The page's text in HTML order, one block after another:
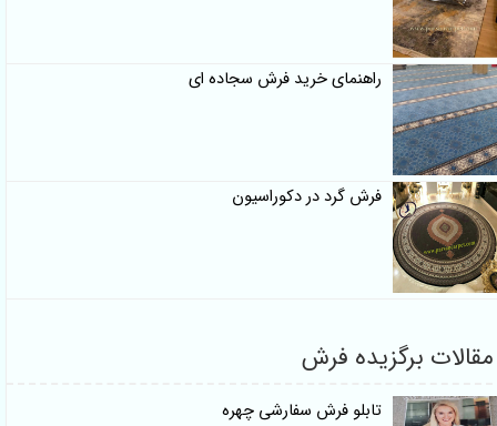
راهنمای خرید فرش سجاده ای
فرش گرد در دکوراسیون
برگزیده فرش
تابلو فرش سفارشی چهره